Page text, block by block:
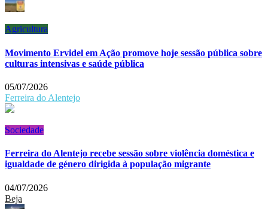
Agricultura
Movimento Ervidel em Ação promove hoje sessão pública sobre
culturas intensivas e saúde pública
05/07/2026
Ferreira do Alentejo
Sociedade
Ferreira do Alentejo recebe sessão sobre violência doméstica e
igualdade de género dirigida à população migrante
04/07/2026
Beja